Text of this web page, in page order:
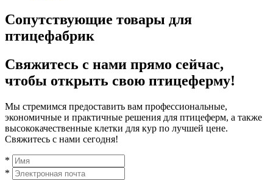
Сопутствующие товары для
птицефабрик
Свяжитесь с нами прямо сейчас,
чтобы открыть свою птицеферму!
Мы стремимся предоставить вам профессиональные,
экономичные и практичные решения для птицеферм, а также
высококачественные клетки для кур по лучшей цене.
Свяжитесь с нами сегодня!
*
*